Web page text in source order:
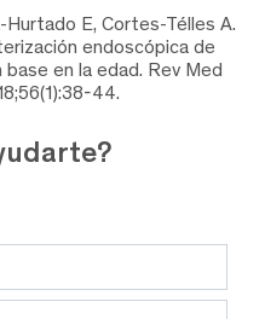
Hurtado E, Cortes-Télles A.
endoscópica de
en la edad. Rev Med
44.